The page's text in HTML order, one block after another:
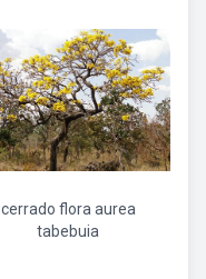
cerrado flora aurea
tabebuia